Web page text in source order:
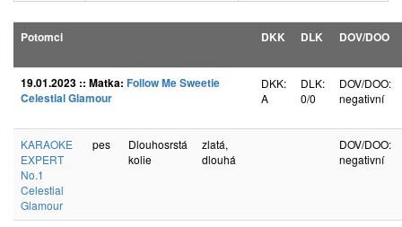
Potomci DKK DLK DOV/DOO
19.01.2023 :: Matka: Follow Me Sweetie
Celestial Glamour
DKK:
A
DLK:
0/0
DOV/DOO:
negativní
KARAOKE
EXPERT
No.1
Celestial
Glamour
pes
Dlouhosrstá
kolie
zlatá,
dlouhá
DOV/DOO:
negativní